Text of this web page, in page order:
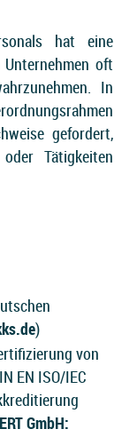
hat eine
oft
In
gefordert,
Tätigkeiten
)
von
EN ISO/IEC
GmbH: